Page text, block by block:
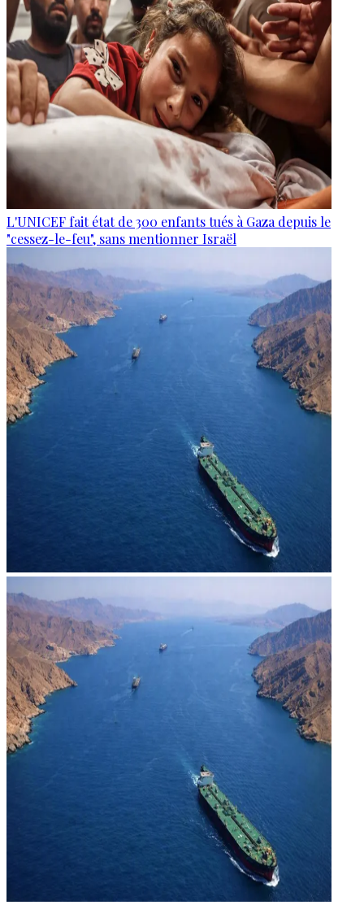
L'UNICEF fait état de 300 enfants tués à Gaza depuis le
"cessez-le-feu", sans mentionner Israël